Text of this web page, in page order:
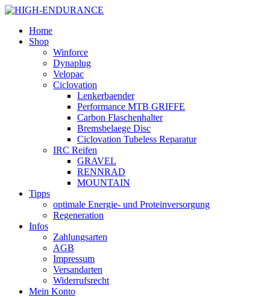
Home
Shop
Winforce
Dynaplug
Velopac
Ciclovation
Lenkerbaender
Performance MTB GRIFFE
Carbon Flaschenhalter
Bremsbelaege Disc
Ciclovation Tubeless Reparatur
IRC Reifen
GRAVEL
RENNRAD
MOUNTAIN
Tipps
optimale Energie- und Proteinversorgung
Regeneration
Infos
Zahlungsarten
AGB
Impressum
Versandarten
Widerrufsrecht
Mein Konto